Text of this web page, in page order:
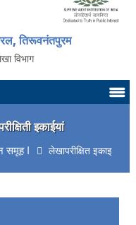
तिरूवनंतपुरम
विभाग
इकाईयां
समूह I लेखापरीक्षित इकाइ